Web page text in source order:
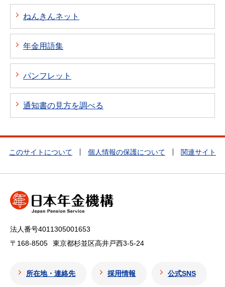
ねんきんネット
年金用語集
パンフレット
通知書の見方を調べる
このサイトについて 個人情報の保護について 関連サイト
法人番号4011305001653
〒168-8505
東京都杉並区高井戸西3-5-24
所在地・連絡先 採用情報 公式SNS